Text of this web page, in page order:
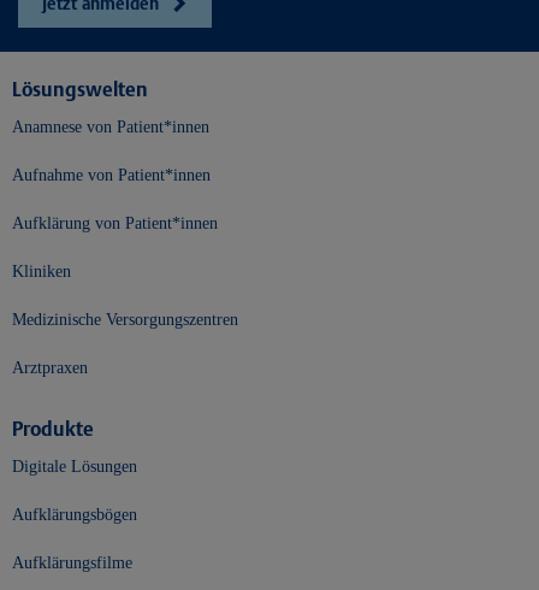
Lösungswelten
Anamnese von Patient*innen
Aufnahme von Patient*innen
Aufklärung von Patient*innen
Kliniken
Medizinische Versorgungszentren
Arztpraxen
Produkte
Digitale Lösungen
Aufklärungsbögen
Aufklärungsfilme